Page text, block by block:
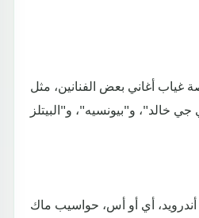
غياب أغاني بعض الفنانين، مثل
أي أو أس، حواسيب ماك